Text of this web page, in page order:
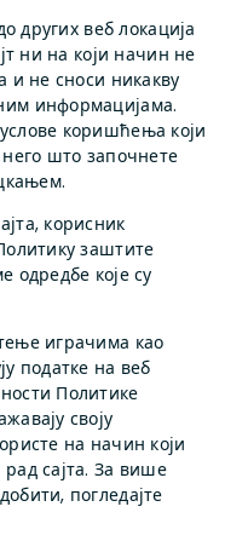
других веб локација
ни на који начин не
и не сноси никакву
информацијама.
коришћења који
што започнете
корисник
заштите
одредбе које су
играчима као
податке на веб
Политике
своју
на начин који
сајта. За више
погледајте